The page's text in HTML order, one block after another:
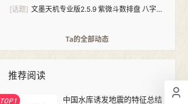
[话题] 文墨天机专业版2.5.9 紫微斗数排盘 八字算
Ta的全部动态
推荐阅读
TOP1 中国水库诱发地震的特征总结